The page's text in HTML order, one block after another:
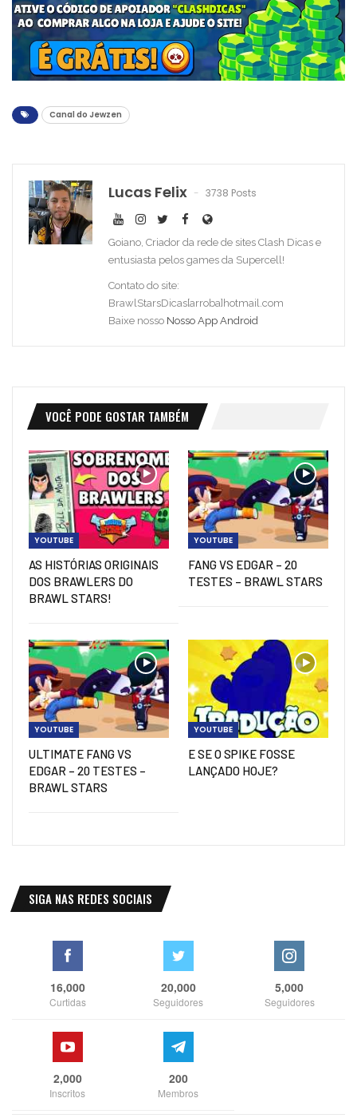
Canal do Jewzen
Lucas Felix 3738 Posts
Goiano, Criador da rede de sites Clash Dicas e
entusiasta pelos games da Supercell!
Contato do site:
BrawlStarsDicas[arroba]hotmail.com
Baixe nosso Nosso App Android
VOCÊ PODE GOSTAR TAMBÉM
YOUTUBE
AS HISTÓRIAS ORIGINAIS
DOS BRAWLERS DO
BRAWL STARS!
YOUTUBE
FANG VS EDGAR – 20
TESTES – BRAWL STARS
YOUTUBE
ULTIMATE FANG VS
EDGAR – 20 TESTES –
BRAWL STARS
YOUTUBE
E SE O SPIKE FOSSE
LANÇADO HOJE?
SIGA NAS REDES SOCIAIS
16,000
Curtidas
20,000
Seguidores
5,000
Seguidores
2,000
Inscritos
200
Membros